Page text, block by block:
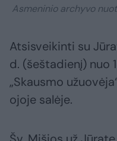
Asmeninio archyvo
Atsisveikinti su
d. (šeštadienį) nuo
„Skausmo
ojoje salėje.